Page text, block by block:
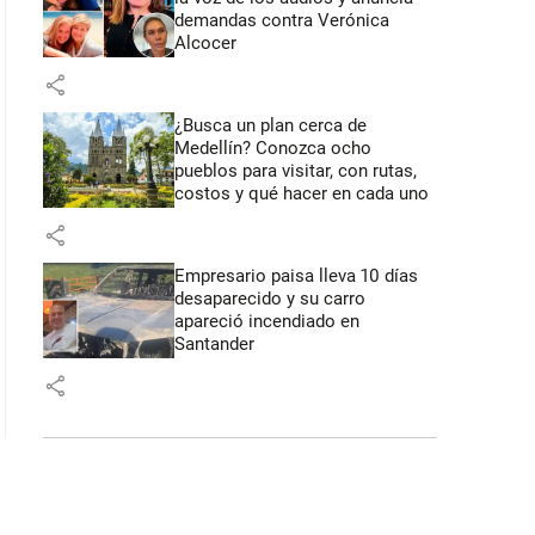
demandas contra Verónica
Alcocer
share
¿Busca un plan cerca de
Medellín? Conozca ocho
pueblos para visitar, con rutas,
costos y qué hacer en cada uno
share
Empresario paisa lleva 10 días
desaparecido y su carro
apareció incendiado en
Santander
share